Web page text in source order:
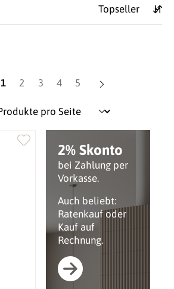
Seite
1 Seite
2 Seite
3 Seite
4 Seite
5
2% Skonto
bei Zahlung per
Vorkasse.
Auch beliebt:
Ratenkauf oder
Kauf auf
Rechnung.